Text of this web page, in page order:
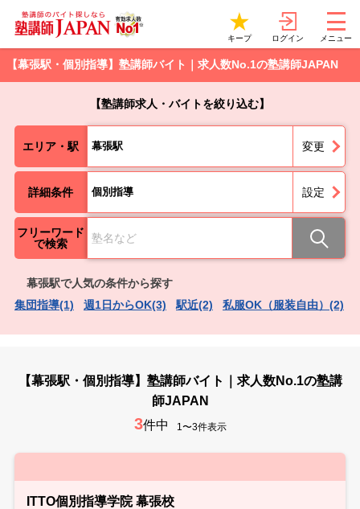
キープ ログイン メニュー
【幕張駅・個別指導】塾講師バイト｜求人数No.1の塾講師JAPAN
【塾講師求人・バイトを絞り込む】
エリア・駅 幕張駅 変更
詳細条件 個別指導 設定
フリーワード
で検索
幕張駅で人気の条件から探す
集団指導(1)
週1日からOK(3) 駅近(2) 私服OK（服装自由）(2)
【幕張駅・個別指導】塾講師バイト｜求人数No.1の塾講
師JAPAN
3件中 1〜3件表示
ITTO個別指導学院 幕張校